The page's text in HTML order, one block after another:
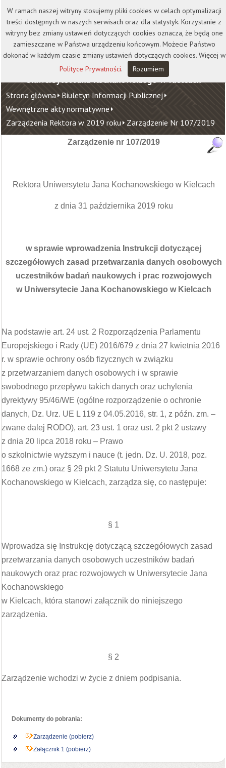
Kontakt Biblioteka
Wydawnictwo
Wirtualna Uczelnia
Uniwersytet Jana Kochanowskiego w Kielcach
Strona główna Biuletyn Informacji Publicznej
Wewnętrzne akty normatywne
Zarządzenia Rektora w 2019 roku Zarządzenie Nr 107/2019
Zarządzenie nr 107/2019
Rektora Uniwersytetu Jana Kochanowskiego w Kielcach
z dnia 31 października 2019 roku
w sprawie wprowadzenia Instrukcji dotyczącej
szczegółowych zasad przetwarzania danych osobowych
uczestników badań naukowych i prac rozwojowych
w Uniwersytecie Jana Kochanowskiego w Kielcach
Na podstawie art. 24 ust. 2 Rozporządzenia Parlamentu
Europejskiego i Rady (UE) 2016/679 z dnia 27 kwietnia 2016
r. w sprawie ochrony osób fizycznych w związku
z przetwarzaniem danych osobowych i w sprawie
swobodnego przepływu takich danych oraz uchylenia
dyrektywy 95/46/WE (ogólne rozporządzenie o ochronie
danych, Dz. Urz. UE L 119 z 04.05.2016, str. 1, z późn. zm. –
zwane dalej RODO), art. 23 ust. 1 oraz ust. 2 pkt 2 ustawy
z dnia 20 lipca 2018 roku – Prawo
o szkolnictwie wyższym i nauce (t. jedn. Dz. U. 2018, poz.
1668 ze zm.) oraz § 29 pkt 2 Statutu Uniwersytetu Jana
Kochanowskiego w Kielcach, zarządza się, co następuje:
§ 1
Wprowadza się Instrukcję dotyczącą szczegółowych zasad
przetwarzania danych osobowych uczestników badań
naukowych oraz prac rozwojowych w Uniwersytecie Jana
Kochanowskiego
w Kielcach, która stanowi załącznik do niniejszego
zarządzenia.
§ 2
Zarządzenie wchodzi w życie z dniem podpisania.
Dokumenty do pobrania:
Zarządzenie (pobierz)
Załącznik 1 (pobierz)
W ramach naszej witryny stosujemy pliki cookies w celach optymalizacji
treści dostępnych w naszych serwisach oraz dla statystyk. Korzystanie z
witryny bez zmiany ustawień dotyczących cookies oznacza, że będą one
zamieszczane w Państwa urządzeniu końcowym. Możecie Państwo
dokonać w każdym czasie zmiany ustawień dotyczących cookies. Więcej w
Polityce Prywatności. Rozumiem